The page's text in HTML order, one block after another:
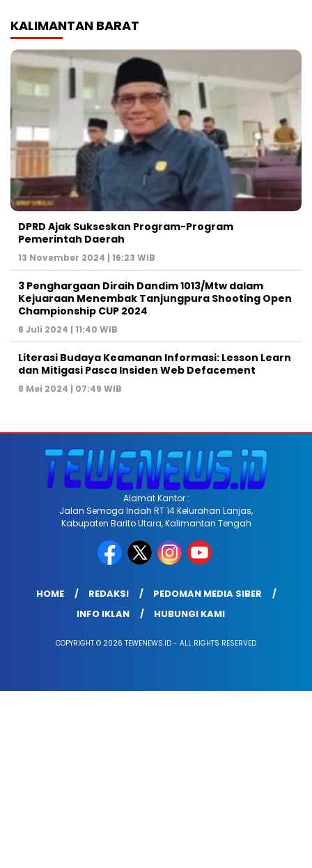
KALIMANTAN BARAT
DPRD Ajak Sukseskan Program-Program
Pemerintah Daerah
13 November 2024 | 16:23 WIB
3 Penghargaan Diraih Dandim 1013/Mtw dalam
Kejuaraan Menembak Tanjungpura Shooting Open
Championship CUP 2024
8 Juli 2024 | 11:40 WIB
Literasi Budaya Keamanan Informasi: Lesson Learn
dan Mitigasi Pasca Insiden Web Defacement
8 Mei 2024 | 07:49 WIB
Alamat Kantor :
Jalan Semoga Indah RT 14 Kelurahan Lanjas,
Kabupaten Barito Utara, Kalimantan Tengah
HOME REDAKSI
PEDOMAN MEDIA SIBER
INFO IKLAN
HUBUNGI KAMI
COPYRIGHT © 2026 TEWENEWS.ID - ALL RIGHTS RESERVED